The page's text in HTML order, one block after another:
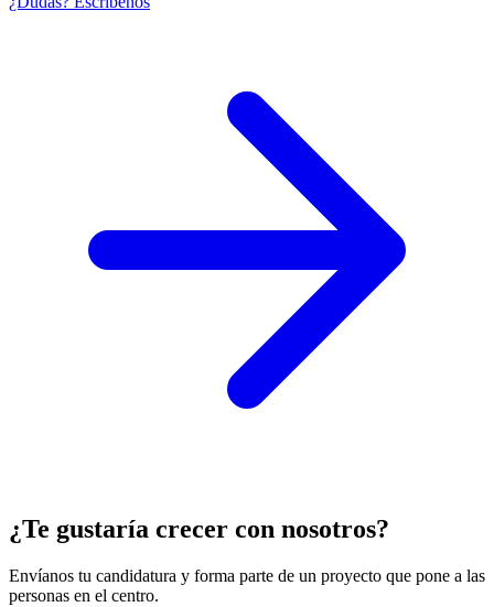
¿Te gustaría crecer con nosotros?
Envíanos tu candidatura y forma parte de un proyecto que pone a las
personas en el centro.